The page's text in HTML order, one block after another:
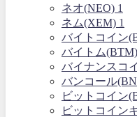
ネオ(NEO) 1
ネム(XEM) 1
バイトコイン
バイトム(BTM)
バイナンスコ
バンコール
ビットコイン
ビットコイン